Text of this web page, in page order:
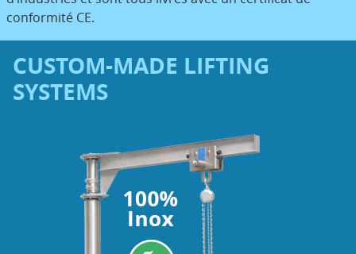
conformité CE.
CUSTOM-MADE LIFTING
SYSTEMS